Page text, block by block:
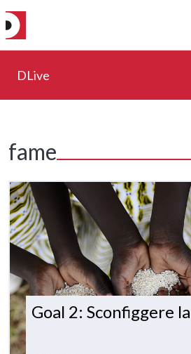
DLive
fame
Goal 2: Sconfiggere